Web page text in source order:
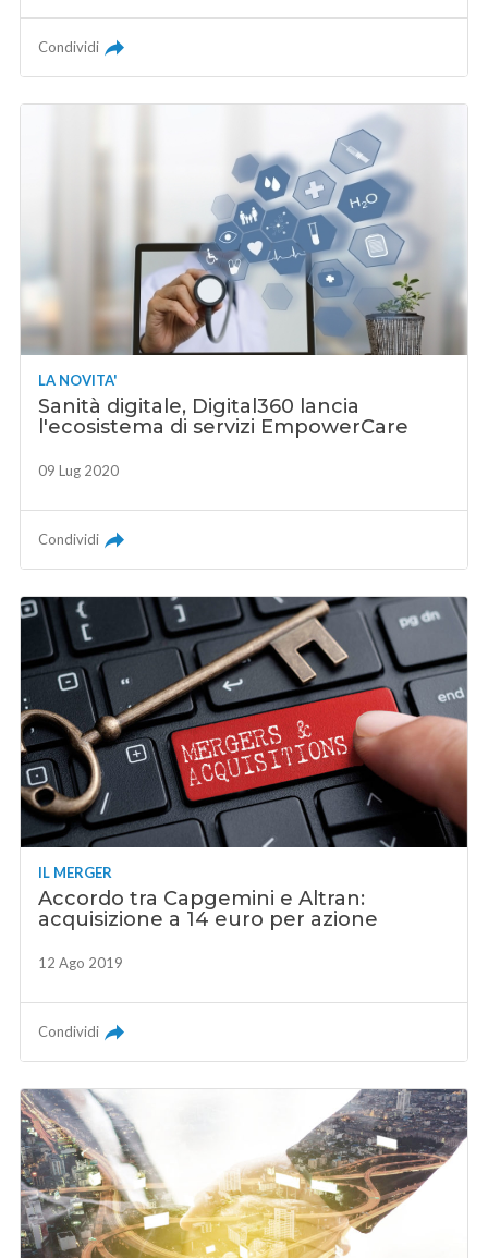
Condividi
LA NOVITA'
Sanità digitale, Digital360 lancia
l'ecosistema di servizi EmpowerCare
09 Lug 2020
Condividi
IL MERGER
Accordo tra Capgemini e Altran:
acquisizione a 14 euro per azione
12 Ago 2019
Condividi